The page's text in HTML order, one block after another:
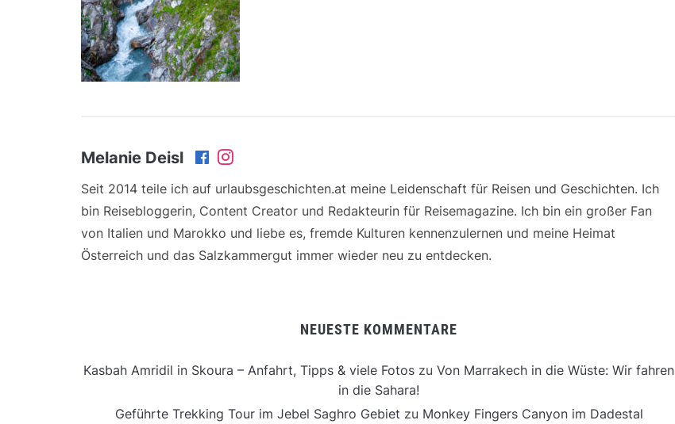
Melanie Deisl
Seit 2014 teile ich auf urlaubsgeschichten.at meine Leidenschaft für Reisen und Geschichten. Ich
bin Reisebloggerin, Content Creator und Redakteurin für Reisemagazine. Ich bin ein großer Fan
von Italien und Marokko und liebe es, fremde Kulturen kennenzulernen und meine Heimat
Österreich und das Salzkammergut immer wieder neu zu entdecken.
NEUESTE KOMMENTARE
Kasbah Amridil in Skoura – Anfahrt, Tipps & viele Fotos zu Von Marrakech in die Wüste: Wir fahren
in die Sahara!
Geführte Trekking Tour im Jebel Saghro Gebiet zu Monkey Fingers Canyon im Dadestal